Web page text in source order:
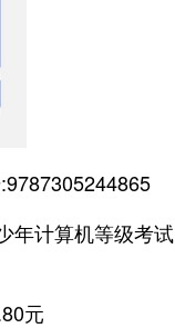
年计算机等级考试
元